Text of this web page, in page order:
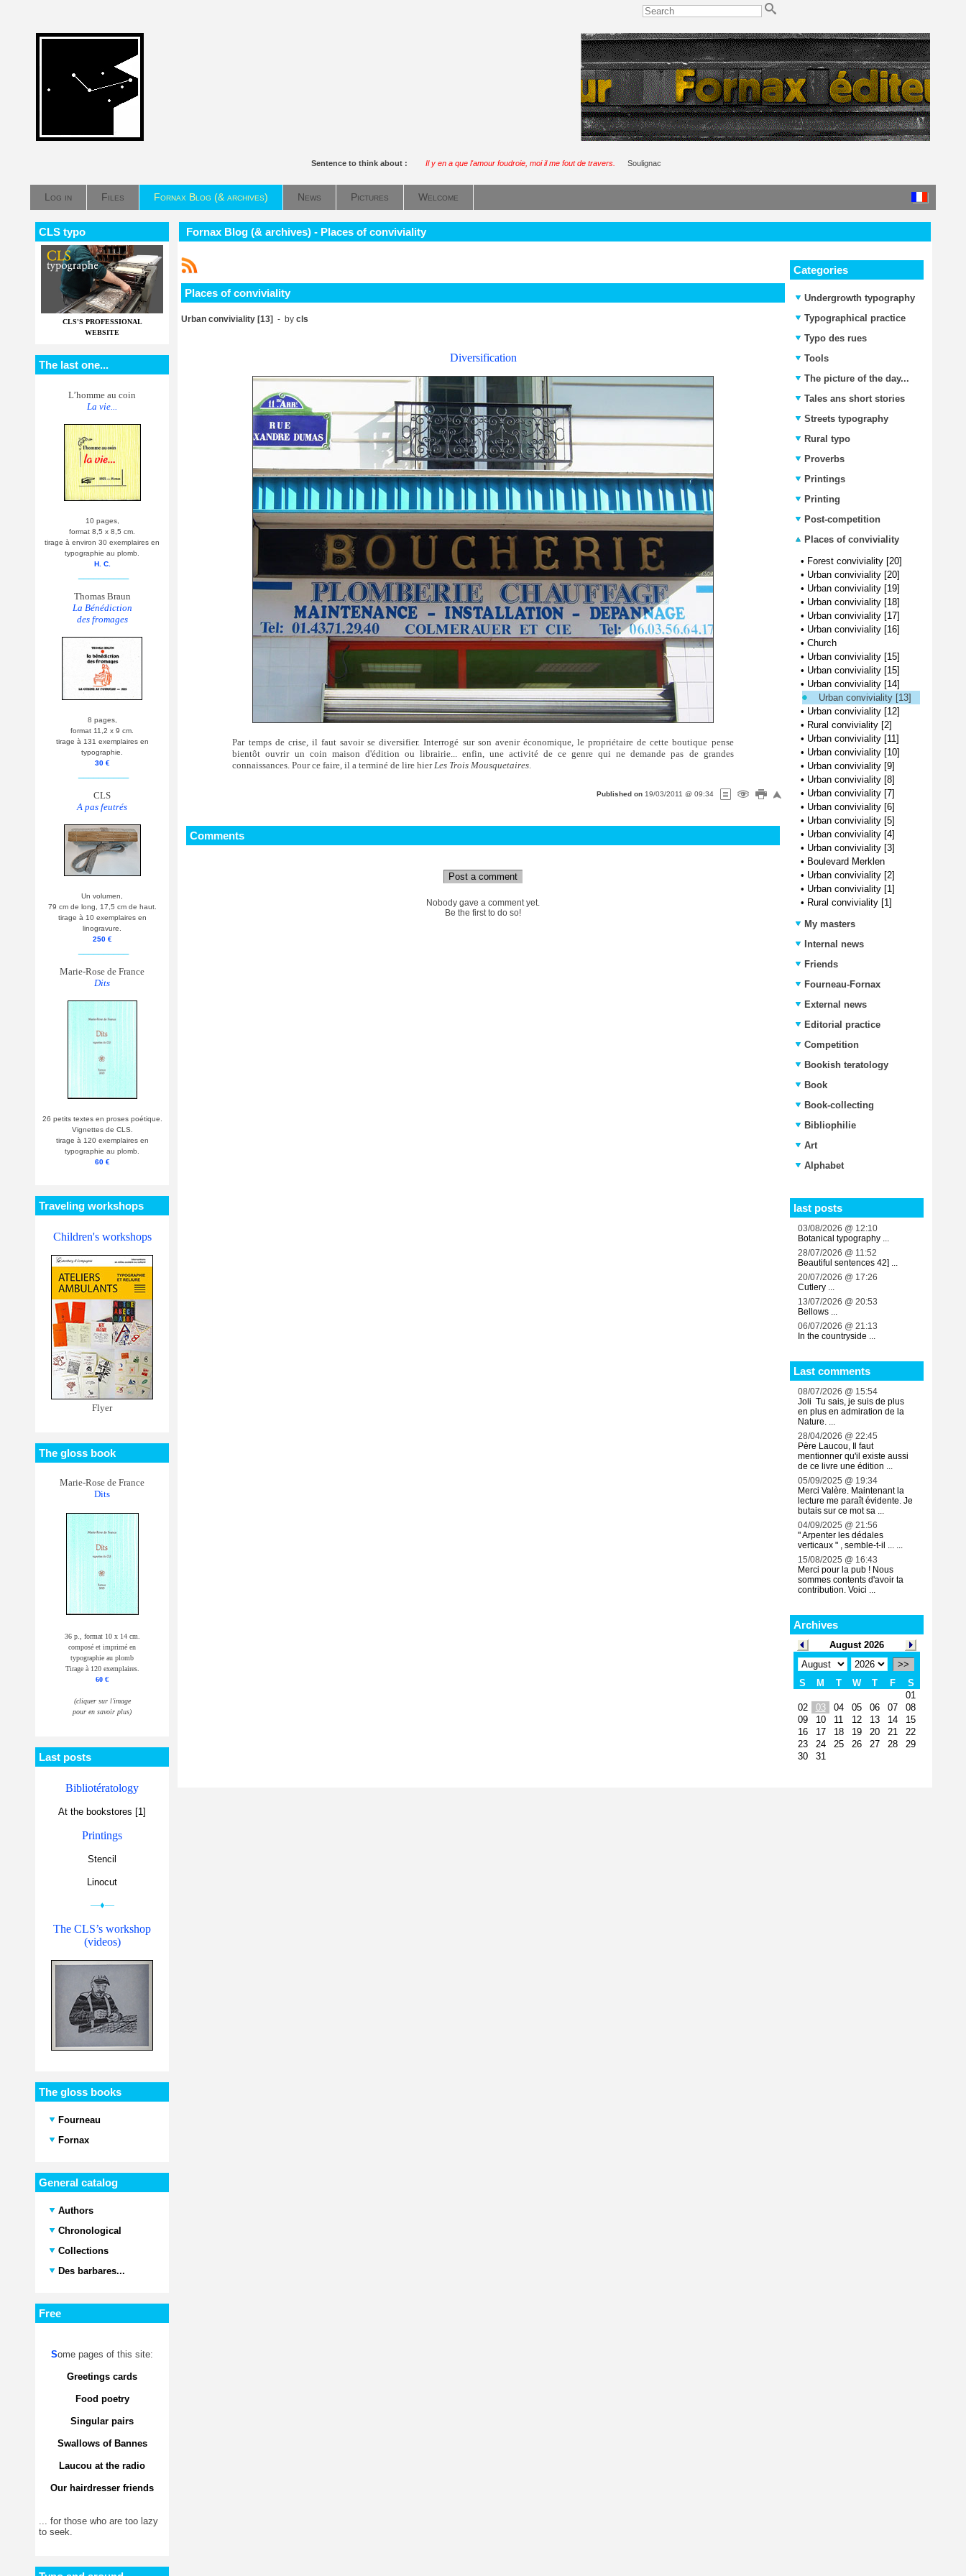
Sentence to think about : Il y en a que l'amour foudroie, moi il me fout de travers. Soulignac
Log in Files Fornax Blog (& archives) News Pictures Welcome
CLS typo
CLS'S PROFESSIONAL
WEBSITE
The last one...
L’homme au coin
La vie...
10 pages,
format 8,5 x 8,5 cm.
tirage à environ 30 exemplaires en
typographie au plomb.
H. C.
Thomas Braun
La Bénédiction
des fromages
8 pages,
format 11,2 x 9 cm.
tirage à 131 exemplaires en
typographie.
30 €
CLS
A pas feutrés
Un volumen,
79 cm de long, 17,5 cm de haut.
tirage à 10 exemplaires en
linogravure.
250 €
Marie-Rose de France
Dits
26 petits textes en proses poétique.
Vignettes de CLS.
tirage à 120 exemplaires en
typographie au plomb.
60 €
Traveling workshops
Children's workshops
Flyer
The gloss book
Marie-Rose de France
Dits
36 p., format 10 x 14 cm.
composé et imprimé en
typographie au plomb
Tirage à 120 exemplaires.
60 €
(cliquer sur l'image
pour en savoir plus)
Last posts
Bibliotératology
At the bookstores [1]
Printings
Stencil
Linocut
—♦—
The CLS’s workshop
(videos)
The gloss books
Fourneau
Fornax
General catalog
Authors
Chronological
Collections
Des barbares...
Free
Some pages of this site:
Greetings cards
Food poetry
Singular pairs
Swallows of Bannes
Laucou at the radio
Our hairdresser friends
... for those who are too lazy
to seek.
Fornax Blog (& archives) - Places of conviviality
Places of conviviality
Urban conviviality [13] - by cls
Diversification
Par temps de crise, il faut savoir se diversifier. Interrogé sur son avenir économique, le propriétaire de cette boutique pense
bientôt ouvrir un coin maison d'édition ou librairie... enfin, une activité de ce genre qui ne demande pas de grandes
connaissances. Pour ce faire, il a terminé de lire hier Les Trois Mousquetaires
Published on 19/03/2011 @ 09:34
Comments
Post a comment
Nobody gave a comment yet.
Be the first to do so!
Categories
Undergrowth typography
Typographical practice
Typo des rues
Tools
The picture of the day...
Tales ans short stories
Streets typography
Rural typo
Proverbs
Printings
Printing
Post-competition
Places of conviviality
• Forest conviviality [20]
• Urban conviviality [20]
• Urban conviviality [19]
• Urban conviviality [18]
• Urban conviviality [17]
• Urban conviviality [16]
• Church
• Urban conviviality [15]
• Urban conviviality [15]
• Urban conviviality [14]
Urban conviviality [13]
• Urban conviviality [12]
• Rural conviviality [2]
• Urban conviviality [11]
• Urban conviviality [10]
• Urban conviviality [9]
• Urban conviviality [8]
• Urban conviviality [7]
• Urban conviviality [6]
• Urban conviviality [5]
• Urban conviviality [4]
• Urban conviviality [3]
• Boulevard Merklen
• Urban conviviality [2]
• Urban conviviality [1]
• Rural conviviality [1]
My masters
Internal news
Friends
Fourneau-Fornax
External news
Editorial practice
Competition
Bookish teratology
Book
Book-collecting
Bibliophilie
Art
Alphabet
last posts
03/08/2026 @ 12:10
Botanical typography ...
28/07/2026 @ 11:52
Beautiful sentences 42] ...
20/07/2026 @ 17:26
Cutlery ...
13/07/2026 @ 20:53
Bellows ...
06/07/2026 @ 21:13
In the countryside ...
Last comments
08/07/2026 @ 15:54
Joli Tu sais, je suis de plus
en plus en admiration de la
Nature. ...
28/04/2026 @ 22:45
Père Laucou, Il faut
mentionner qu'il existe aussi
de ce livre une édition ...
05/09/2025 @ 19:34
Merci Valère. Maintenant la
lecture me paraît évidente. Je
butais sur ce mot sa ...
04/09/2025 @ 21:56
" Arpenter les dédales
verticaux " , semble-t-il ... ...
15/08/2025 @ 16:43
Merci pour la pub ! Nous
sommes contents d'avoir ta
contribution. Voici ...
Archives
August 2026
>>
S
M T W T F
S
01
02
03 04 05 06 07
08
09
10 11 12 13 14
15
16
17 18 19 20 21
22
23
24 25 26 27 28
29
30
31